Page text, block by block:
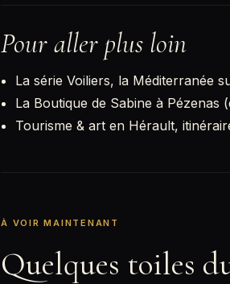
Pour aller plus loin
La série Voiliers, la Méditerranée
La Boutique de Sabine à Pézenas
Tourisme & art en Hérault,
À VOIR MAINTENANT
Quelques toiles